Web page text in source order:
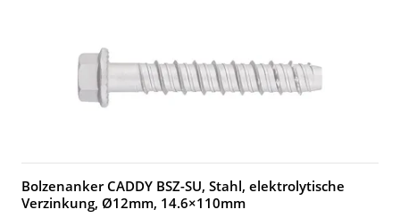
Bolzenanker CADDY BSZ-SU, Stahl, elektrolytische
Verzinkung, Ø12mm, 14.6×110mm